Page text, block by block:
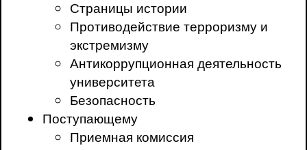
Страницы истории
Противодействие терроризму и
экстремизму
Антикоррупционная деятельность
университета
Безопасность
Поступающему
Приемная комиссия